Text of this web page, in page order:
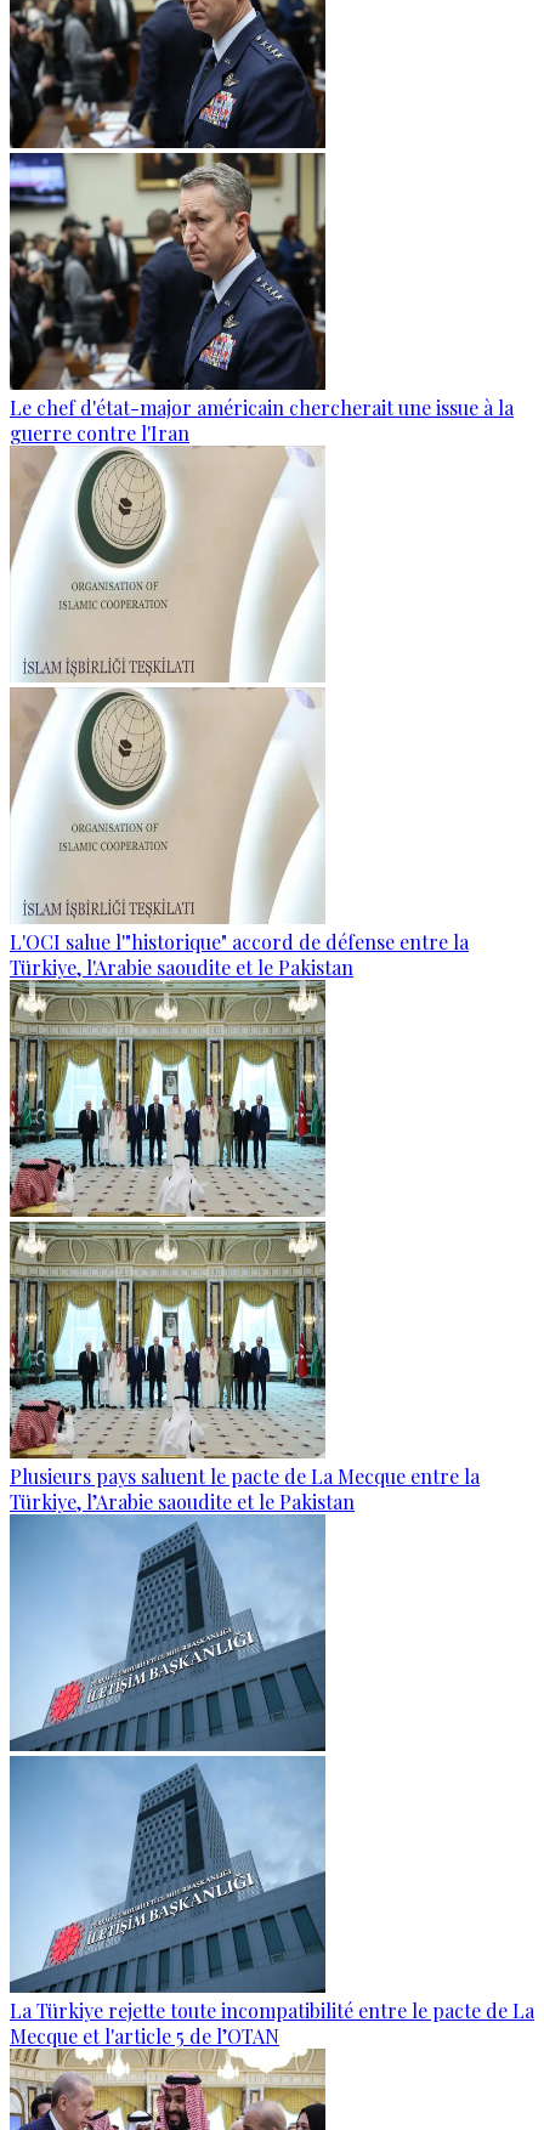
Le chef d'état-major américain chercherait une issue à la
guerre contre l'Iran
L'OCI salue l'"historique" accord de défense entre la
Türkiye, l'Arabie saoudite et le Pakistan
Plusieurs pays saluent le pacte de La Mecque entre la
Türkiye, l’Arabie saoudite et le Pakistan
La Türkiye rejette toute incompatibilité entre le pacte de La
Mecque et l'article 5 de l’OTAN